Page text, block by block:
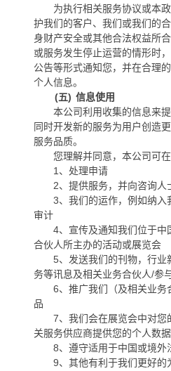
为执行相关服务协议或本
护我们的客户、我们或我们的
身财产安全或其他合法权益所
或服务发生停止运营的情形时
公告等形式通知您，并在合理
个人信息。
(五) 信息使用
本公司利用收集的信息来
同时开发新的服务为用户创造
服务品质。
您理解并同意，本公司可
1 、处理申请
2、提供服务，并向咨询人
3、我们的运作，例如纳
审计
4、宣传及通知我们位于
合伙人所主办的活动或展览会
5、发送我们的刊物，行业
务等讯息及相关业务合伙人/参
6、推广我们（及相关业务
品
7、我们会在展览会中对
关服务供应商提供您的个人数据
8、遵守适用于中国或境外
9、其他有利于我们更好的